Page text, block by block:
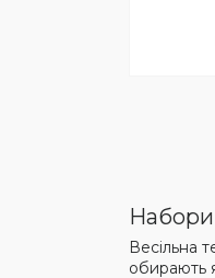
Набори
Весільна
обирають